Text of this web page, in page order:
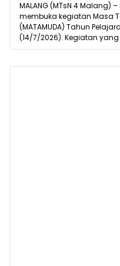
MALANG (MTsN 4 Malang)
membuka kegiatan Masa
(MATAMUDA) Tahun
(14/7/2026). Kegiatan